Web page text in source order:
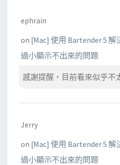
ephrain
on [Mac] 使用 Bartender 5 解
過小顯示不出來的問題
感謝提醒，目前看來似乎不
Jerry
on [Mac] 使用 Bartender 5 解
過小顯示不出來的問題